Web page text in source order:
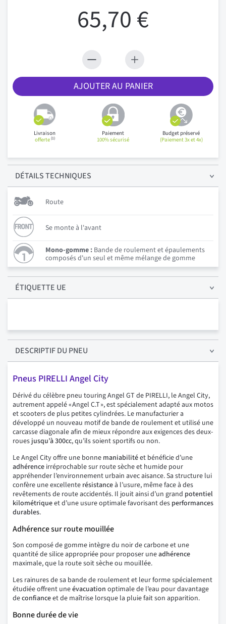
65,70 €
AJOUTER AU PANIER
Livraison
offerte(1)
Paiement
100% sécurisé
Budget préservé
(Paiement 3x et 4x)
DÉTAILSTECHNIQUES
Route
Se monte à l'avant
Mono-gomme : Bande de roulement et épaulements
composés d'un seul et même mélange de gomme
ÉTIQUETTE UE
DESCRIPTIFDU PNEU
Pneus PIRELLI Angel City
Dérivé du célèbre pneu touring Angel GT de PIRELLI, le Angel City,
autrement appelé « Angel C.T », est spécialement adapté aux motos
et scooters de plus petites cylindrées. Le manufacturier a
développé un nouveau motif de bande de roulement et utilisé une
carcasse diagonale afin de mieux répondre aux exigences des deux-
roues jusqu’à 300cc, qu’ils soient sportifs ou non.
Le Angel City offre une bonne maniabilitéet bénéficie d’une
adhérence irréprochable sur route sèche et humide pour
appréhender l’environnement urbain avec aisance. Sa structure lui
confère une excellente résistanceà l’usure, même face à des
revêtements de route accidentés. Il jouit ainsi d’un grand potentiel
kilométriqueet d’une usure optimale favorisant des performances
durables.
Adhérence sur route mouillée
Son composé de gomme intègre du noir de carbone et une
quantité de silice appropriée pour proposer uneadhérence
maximale, que la route soit sèche ou mouillée.
Les rainures de sa bande de roulement et leur forme spécialement
étudiée offrent uneévacuation optimale de l’eau pour davantage
deconfianceet de maîtrise lorsque la pluie fait son apparition.
Bonne durée de vie